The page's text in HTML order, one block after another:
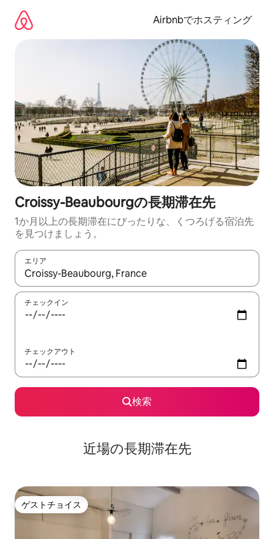
Airbnbでホスティング
Croissy-Beaubourgの長期滞在先
1か月以上の長期滞在にぴったりな、くつろげる宿泊先
を見つけましょう。
エリア
検索結果が表示されたら、上下の矢印キーを使って移動するか
チェックイン
チェックアウト
検索
近場の長期滞在先
ゲストチョイス
ゲストチョイス